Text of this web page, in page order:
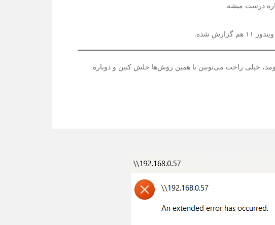
درست میشه.
خیلی راحت می‌تونین با همین روش‌ها حلش کنین و دوباره